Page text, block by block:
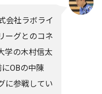
会社ラボライ
ーグとのコネ
学の木村信太
OBの中陳
に参戦してい